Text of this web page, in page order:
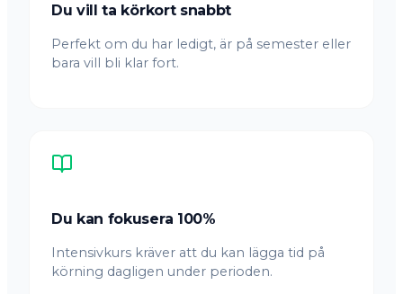
Du vill ta körkort snabbt
Perfekt om du har ledigt, är på semester eller
bara vill bli klar fort.
Du kan fokusera 100%
Intensivkurs kräver att du kan lägga tid på
körning dagligen under perioden.